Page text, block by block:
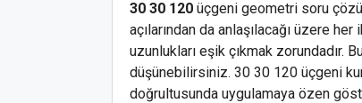
30 30 120üçgeni geometri soru
açılarından da anlaşılacağı üzere
uzunlukları eşik çıkmak zorundadır.
düşünebilirsiniz. 30 30 120 üçgeni
doğrultusunda uygulamaya özen